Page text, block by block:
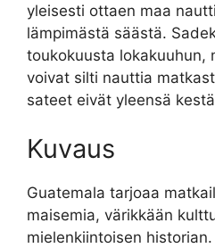
yleisesti ottaen maa
lämpimästä säästä.
toukokuusta lokakuuhun,
voivat silti nauttia
sateet eivät yleensä
Kuvaus
Guatemala tarjoaa
maisemia, värikkään
mielenkiintoisen